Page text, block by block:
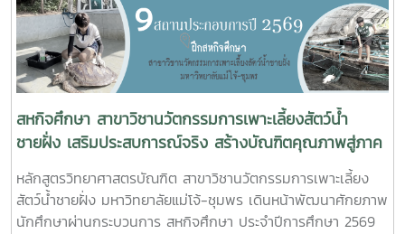
ปากน้ำหลังสวน เข้าร่วมการประชุมฯ ดังกล่าว เพื่อพิจารณาขอ
ความเห็นชอบค่าชดเชยต้นไม้และพืชผล และค่าชดเชยอาคารและสิ่ง
ปลูกสร้างจากกองทุนจัดรูปที่ดินเพื่อพัฒนาพื้นที่มติที่ประชุม รับ
ทราบรายละเอียดราคาและเห็นควรให้เสนอคณะกรรมการจังหวัด
ขอรับเงินอุดหนุนจากกกองทุนจัดรูปเพื่อพัฒนาพื้นที่
สหกิจศึกษา สาขาวิชานวัตกรรมการเพาะเลี้ยงสัตว์น้ำ
ชายฝั่ง เสริมประสบการณ์จริง สร้างบัณฑิตคุณภาพสู่ภาค
อุตสาหกรรมการผลิตสัตว์น้ำ
หลักสูตรวิทยาศาสตรบัณฑิต สาขาวิชานวัตกรรมการเพาะเลี้ยง
สัตว์น้ำชายฝั่ง มหาวิทยาลัยแม่โจ้-ชุมพร เดินหน้าพัฒนาศักยภาพ
นักศึกษาผ่านกระบวนการ สหกิจศึกษา ประจำปีการศึกษา 2569